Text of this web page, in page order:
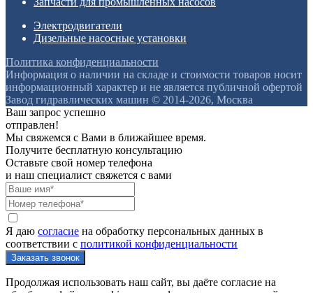
Электродвигатели
Дизельные насосные установки
Политика конфиденциальности
Информация о наличии на складе и стоимости товаров носит
информационный характер и не является публичной офертой
Завод гидравлических машин © 2014-2026, Москва
Ваш запрос успешно
отправлен!
Мы свяжемся с Вами в ближайшее время.
Получите бесплатную консультацию
Оставьте свой номер телефона
и наш специалист свяжется с вами
Я даю согласие на обработку персональных данных в
соответствии с политикой конфиденциальности
Продолжая использовать наш сайт, вы даёте согласие на